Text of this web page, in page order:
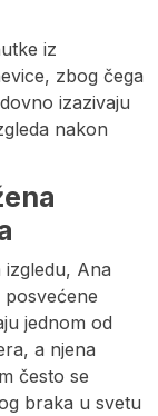
iz
zbog čega
izazivaju
nakon
Ana
posvećene
jednom od
a njena
često se
braka u svetu